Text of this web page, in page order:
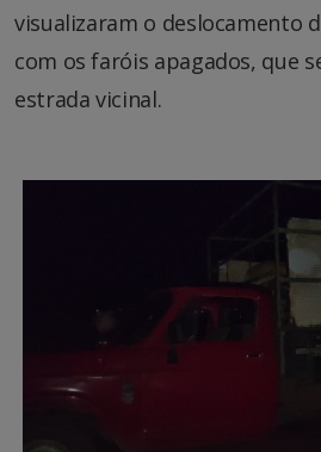
visualizaram o deslocamento
com os faróis apagados, que
estrada vicinal.